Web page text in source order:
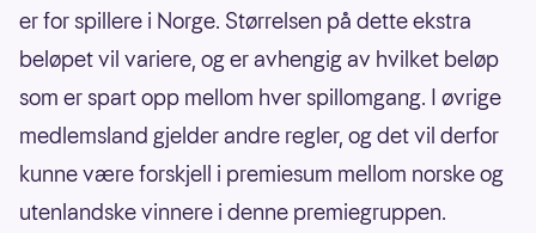
er for spillere i Norge. Størrelsen på dette ekstra
beløpet vil variere, og er avhengig av hvilket beløp
som er spart opp mellom hver spillomgang. I øvrige
medlemsland gjelder andre regler, og det vil derfor
kunne være forskjell i premiesum mellom norske og
utenlandske vinnere i denne premiegruppen.